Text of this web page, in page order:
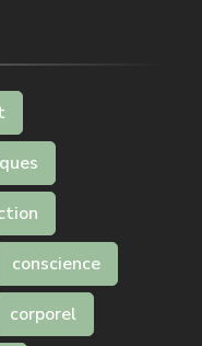
conscience
corporel